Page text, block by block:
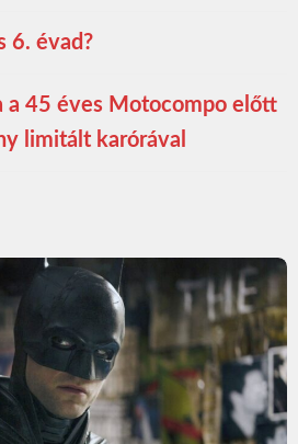
6. évad?
a 45 éves Motocompo előtt
limitált karórával